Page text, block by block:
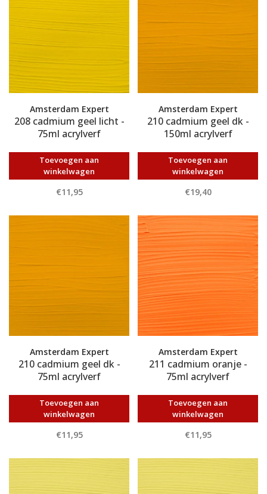
Amsterdam Expert
208 cadmium geel licht -
75ml acrylverf
Toevoegen aan
winkelwagen
€11,95
Amsterdam Expert
210 cadmium geel dk -
150ml acrylverf
Toevoegen aan
winkelwagen
€19,40
Amsterdam Expert
210 cadmium geel dk -
75ml acrylverf
Toevoegen aan
winkelwagen
€11,95
Amsterdam Expert
211 cadmium oranje -
75ml acrylverf
Toevoegen aan
winkelwagen
€11,95